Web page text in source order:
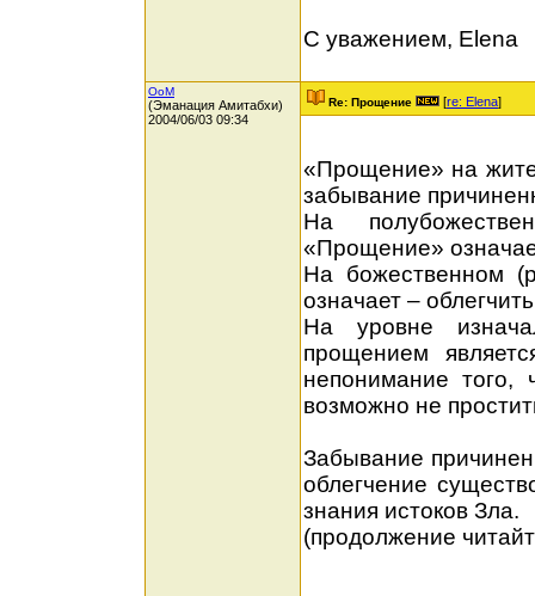
С уважением, Elena
OoM
(Эманация Амитабхи)
2004/06/03 09:34
Re: Прощение [re: Elena]
«Прощение» на
забывание
На
«Прощение»
На божественном
означает –
На уровне
прощением
непонимание того,
возможно не
Забывание
облегчение
знания истоков Зла.
(продолжение